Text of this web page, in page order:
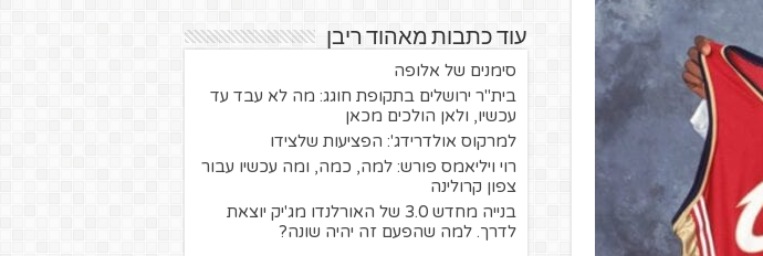
עוד כתבות מאהוד ריבן
סימנים של אלופה
בית"ר ירושלים בתקופת חוגג: מה לא עבד עד
עכשיו, ולאן הולכים מכאן
למרקוס אולדרידג': הפציעות שלצידו
רוי ויליאמס פורש: למה, כמה, ומה עכשיו עבור
צפון קרולינה
בנייה מחדש 3.0 של האורלנדו מג'יק יוצאת
לדרך. למה שהפעם זה יהיה שונה?